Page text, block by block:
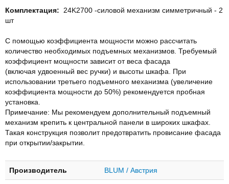
Комплектация: 24K2700 -силовой механизм симметричный - 2
шт
С помощью коэффициента мощности можно рассчитать
количество необходимых подъемных механизмов. Требуемый
коэффициент мощности зависит от веса фасада
(включая удвоенный вес ручки) и высоты шкафа. При
использовании третьего подъемного механизма (увеличение
коэффициента мощности до 50%) рекомендуется пробная
установка.
Примечание: Мы рекомендуем дополнительный подъемный
механизм крепить к центральной панели в широких шкафах.
Такая конструкция позволит предотвратить провисание фасада
при открытии/закрытии.
Производитель BLUM / Австрия